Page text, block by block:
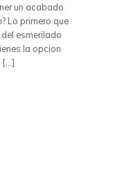
un acabado
Lo primero que
esmerilado
la opcion
[…]